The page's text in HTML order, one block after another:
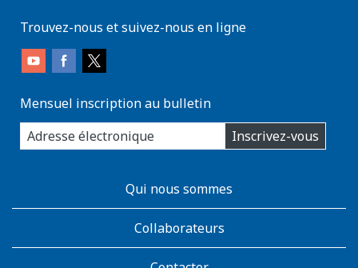
Trouvez-nous et suivez-nous en ligne
Mensuel inscription au bulletin
enter
you
email
Inscrivez-vous
AboutKidsHealthQui nous sommes
Collaborateurs